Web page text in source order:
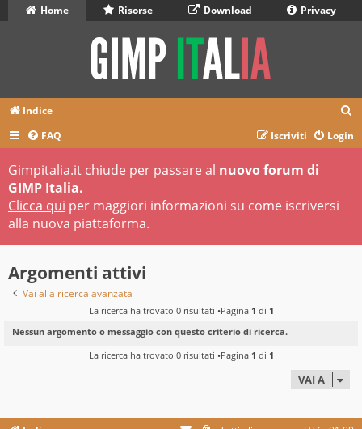
Home Risorse Download Privacy
Indice
r
FAQ Login
Iscriviti
Gimpitalia.it chiude per passare al nuovo forum di
GIMP Italia.
Clicca qui per maggiori informazioni su come iscriversi
alla nuova piattaforma.
Argomenti attivi
Vai alla ricerca avanzata
La ricerca ha trovato 0 risultati •Pagina 1 di 1
Nessun argomento o messaggio con questo criterio di ricerca.
La ricerca ha trovato 0 risultati •Pagina 1 di 1
VAI A